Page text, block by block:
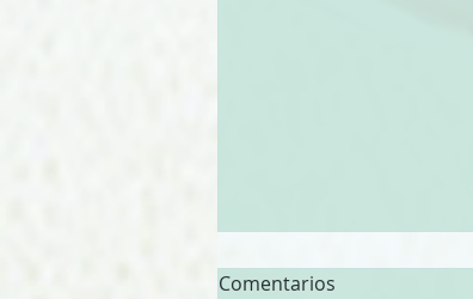
Comentarios